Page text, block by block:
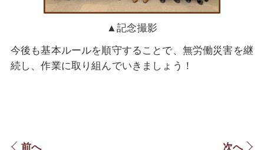
▲記念撮影
今後も基本ルールを順守することで、無労働災害を継
続し、作業に取り組んでいきましょう！
前へ 次へ